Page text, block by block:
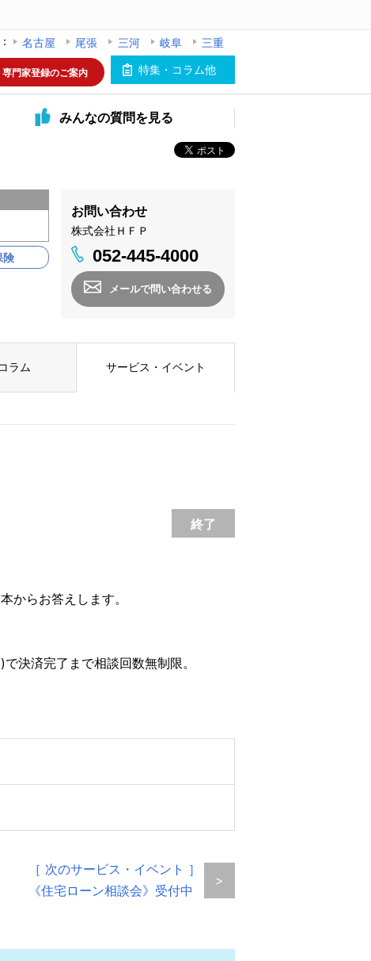
名古屋 尾張 三河 岐阜
三重
特集・コラム他
専門家登録のご案内
みんなの質問を見る
お問い合わせ
株式会社ＨＦＰ
052-445-4000
メールで問い合わせる
険
ラム サービス・イベント
終了
からお答えします。
決済完了まで相談回数無制限。
［ 次のサービス・イベント ］
《住宅ローン相談会》受付中
>